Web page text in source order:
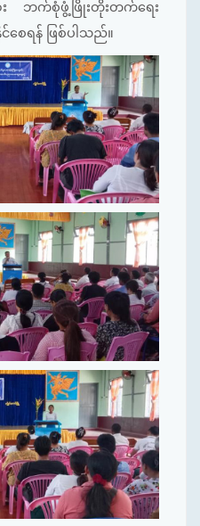
ဘက်စုံဖွံ့ဖြိုးတိုးတက်ရေး
ေရန် ဖြစ်ပါသည်။